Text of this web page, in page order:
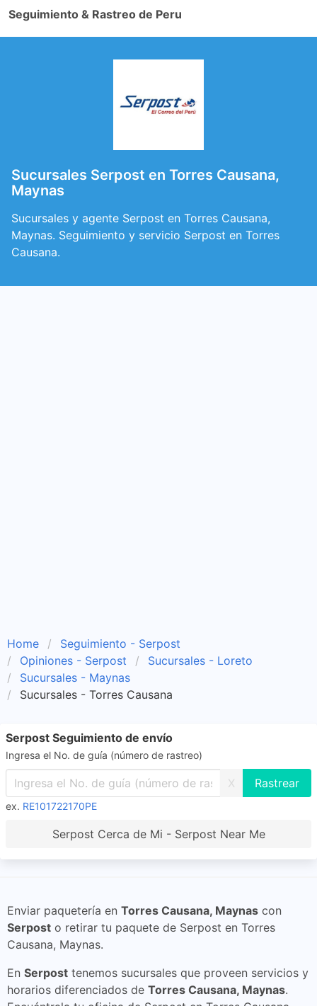
Seguimiento & Rastreo de Peru
Sucursales Serpost en Torres Causana,
Maynas
Sucursales y agente Serpost en Torres Causana,
Maynas. Seguimiento y servicio Serpost en Torres
Causana.
Home
Seguimiento - Serpost
Opiniones - Serpost
Sucursales - Loreto
Sucursales - Maynas
Sucursales - Torres Causana
Serpost Seguimiento de envío
Ingresa el No. de guía (número de rastreo)
X
ex. RE101722170PE
Serpost Cerca de Mi - Serpost Near Me
Enviar paquetería en Torres Causana, Maynas con
Serpost o retirar tu paquete de Serpost en Torres
Causana, Maynas.
En Serpost tenemos sucursales que proveen servicios y
horarios diferenciados de Torres Causana, Maynas.